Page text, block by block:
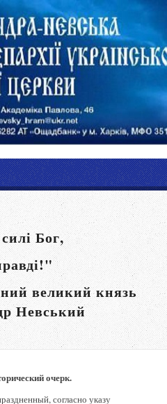
Бог,
великий князь
Невський
очерк.
согласно указу